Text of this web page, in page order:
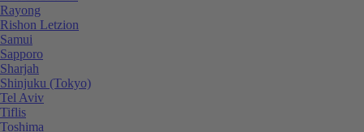
Rayong
Rishon Letzion
Samui
Sapporo
Sharjah
Shinjuku (Tokyo)
Tel Aviv
Tiflis
Toshima